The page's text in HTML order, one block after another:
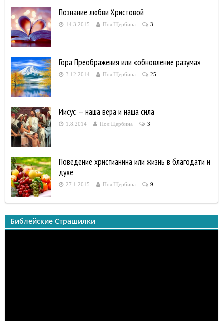
Познание любви Христовой
14.3.2015 | Пол Щербина | 3
Гора Преображения или «обновление разума»
3.12.2014 | Пол Щербина | 25
Иисус — наша вера и наша сила
1.8.2014 | Пол Щербина | 3
Поведение христианина или жизнь в благодати и
духе
27.1.2015 | Пол Щербина | 9
Библейские Страшилки